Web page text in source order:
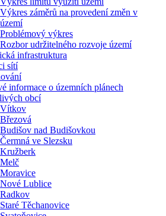
Výkres záměrů na provedení změn v
území
Problémový výkres
Rozbor udržitelného rozvoje území
infrastruktura
sítí
informace o územních plánech
obcí
Vítkov
Březová
Budišov nad Budišovkou
Čermná ve Slezsku
Kružberk
Melč
Moravice
Nové Lublice
Radkov
Staré Těchanovice